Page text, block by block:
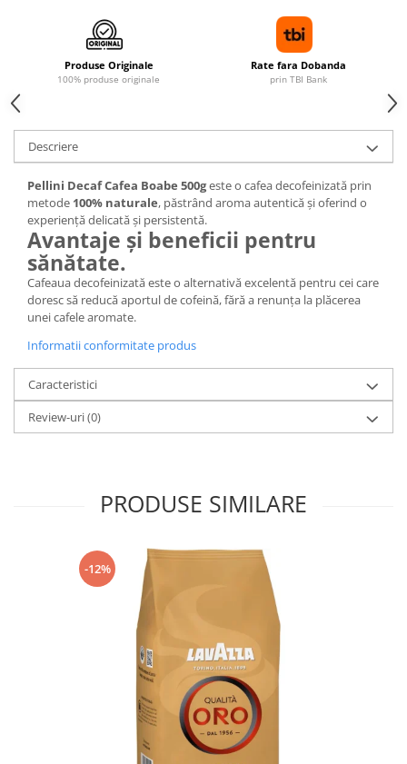
Produse Originale
100% produse originale
Rate fara Dobanda
prin TBI Bank
Descriere
Pellini Decaf Cafea Boabe 500geste o cafea decofeinizată prin
metode 100% naturale, păstrând aroma autentică și oferind o
experiență delicată și persistentă.
Avantaje și beneficii pentru
sănătate.
Cafeaua decofeinizată este o alternativă excelentă pentru cei care
doresc să reducă aportul de cofeină, fără a renunța la plăcerea
unei cafele aromate.
Informatii conformitate produs
Caracteristici
Review-uri(0)
PRODUSE SIMILARE
-12%